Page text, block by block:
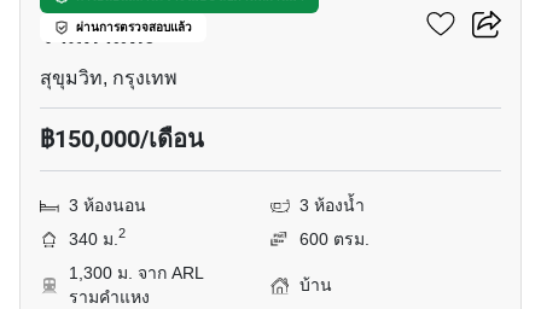
ผ่านการตรวจสอบแล้ว
รามคำแหง
สุขุมวิท, กรุงเทพ
฿150,000/เดือน
3 ห้องนอน
3 ห้องน้ำ
340 ม.2
600 ตรม.
1,300 ม. จาก ARL
รามคำแหง
บ้าน